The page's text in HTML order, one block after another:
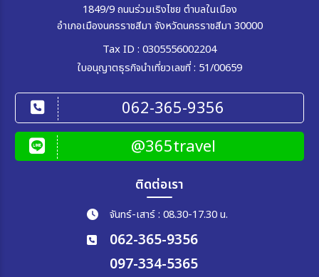
1849/9 ถนนร่วมเริงไชย ตำบลในเมือง
อำเภอเมืองนครราชสีมา จังหวัดนครราชสีมา 30000
Tax ID : 0305556002204
ใบอนุญาตธุรกิจนำเที่ยวเลขที่ : 51/00659
062-365-9356
@365travel
ติดต่อเรา
จันทร์-เสาร์ : 08.30-17.30 น.
062-365-9356
097-334-5365